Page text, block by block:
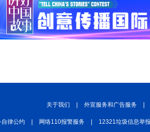
关于我们 外宣服务和广告服务
律公约 网络110报警服务 12321垃圾信息举